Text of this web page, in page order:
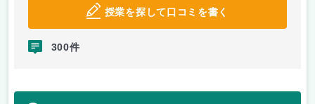
授業を探して口コミを書く
300件